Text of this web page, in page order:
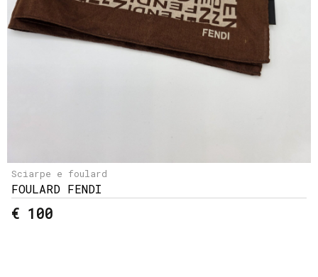
Sciarpe e foulard
FOULARD FENDI
€ 100